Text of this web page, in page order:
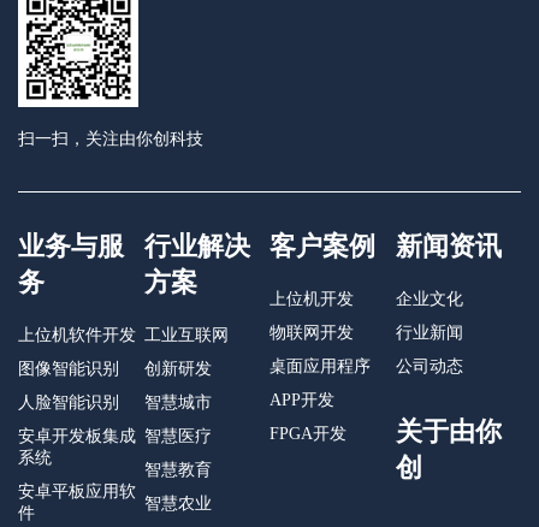
扫一扫，关注由你创科技
业务与服
务
上位机软件开发
图像智能识别
人脸智能识别
安卓开发板集成
系统
安卓平板应用软
件
行业解决
方案
工业互联网
创新研发
智慧城市
智慧医疗
智慧教育
智慧农业
客户案例
上位机开发
物联网开发
桌面应用程序
APP开发
FPGA开发
新闻资讯
企业文化
行业新闻
公司动态
关于由你
创